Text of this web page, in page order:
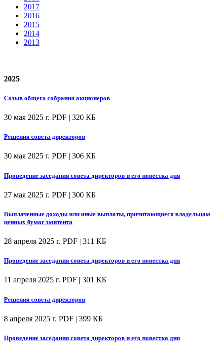
2017
2016
2015
2014
2013
2025
Созыв общего собрания акционеров
30 мая 2025 г. PDF | 320 КБ
Решения совета директоров
30 мая 2025 г. PDF | 306 КБ
Проведение заседания совета директоров и его повестка дня
27 мая 2025 г. PDF | 300 КБ
Выплаченные доходы или иные выплаты, причитающиеся владельцам
ценных бумаг эмитента
28 апреля 2025 г. PDF | 311 КБ
Проведение заседания совета директоров и его повестка дня
11 апреля 2025 г. PDF | 301 КБ
Решения совета директоров
8 апреля 2025 г. PDF | 399 КБ
Проведение заседания совета директоров и его повестка дня